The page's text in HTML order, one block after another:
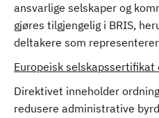
ansvarlige selskaper og
gjøres tilgjengelig i BRIS,
deltakere som
Europeisk
Direktivet inneholder
redusere administrative